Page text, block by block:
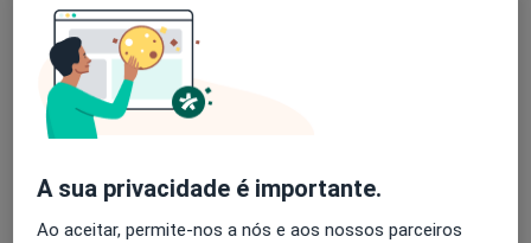
- Professora Auxiliar Convidada e Coordenadora do
Módulo de Otorrinolaringologia na Universidade da
Beira Interior.
- Assistente Hospitalar Graduada no Hospital de Santa
Maria de Lisboa.
- Licenciada em Medicina, pela Universidade Nova de
Lisboa.
mais Sobre mim
A sua privacidade é importante.
Ao aceitar, permite-nos a nós e aos nossos parceiros